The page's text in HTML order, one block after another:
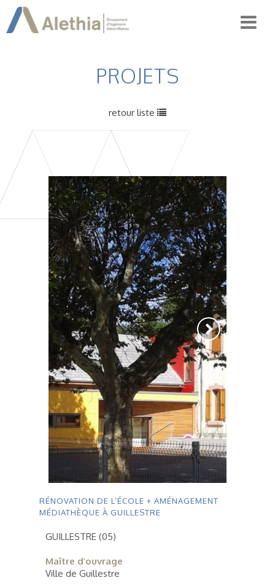
PROJETS
retour liste
RÉNOVATION DE L’ÉCOLE + AMÉNAGEMENT
MÉDIATHÈQUE À GUILLESTRE
GUILLESTRE (05)
Maître d’ouvrage
Ville de Guillestre